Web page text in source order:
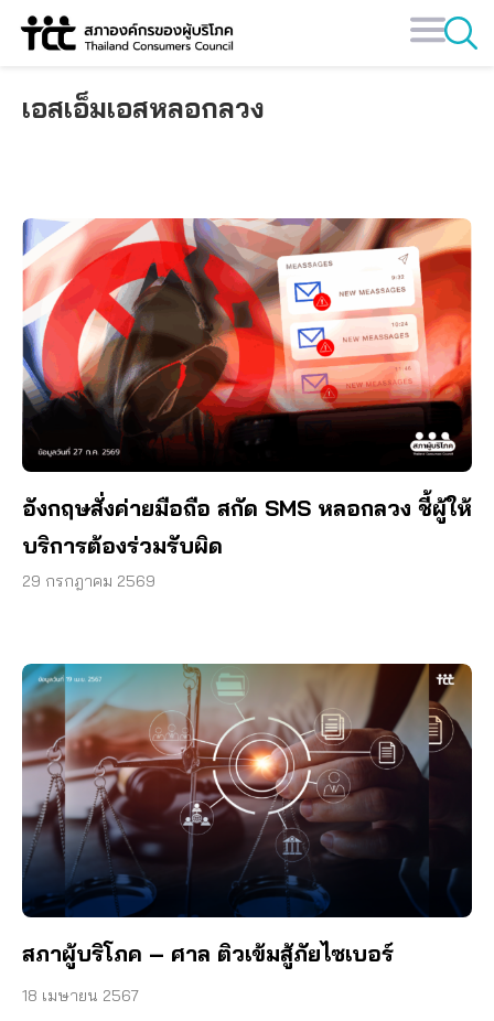
Skip
เอสเอ็มเอสหลอกลวง
อังกฤษสั่งค่ายมือถือ สกัด SMS หลอกลวง ชี้ผู้ให้
บริการต้องร่วมรับผิด
29 กรกฎาคม 2569
สภาผู้บริโภค – ศาล ติวเข้มสู้ภัยไซเบอร์
18 เมษายน 2567